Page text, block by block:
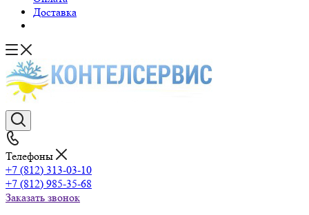
Доставка
Телефоны
+7 (812) 313-03-10
+7 (812) 985-35-68
Заказать звонок